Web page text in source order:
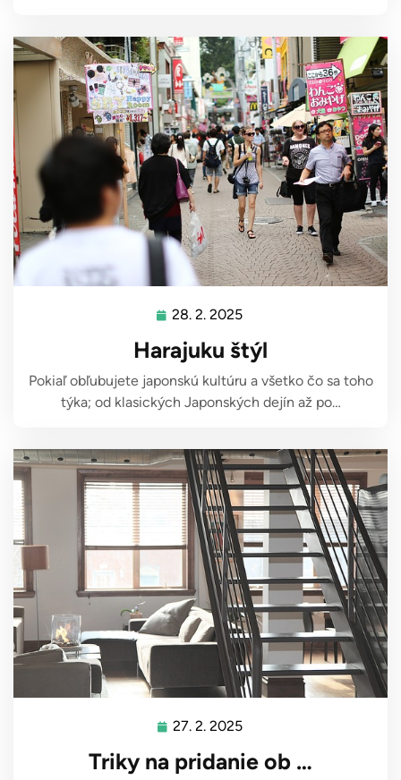
28. 2. 2025
2025
Harajuku štýl
Pokiaľ obľubujete japonskú kultúru a všetko čo sa toho
týka; od klasických Japonských dejín až po…
27. 2. 2025
2.
2025
Triky na pridanie ob …